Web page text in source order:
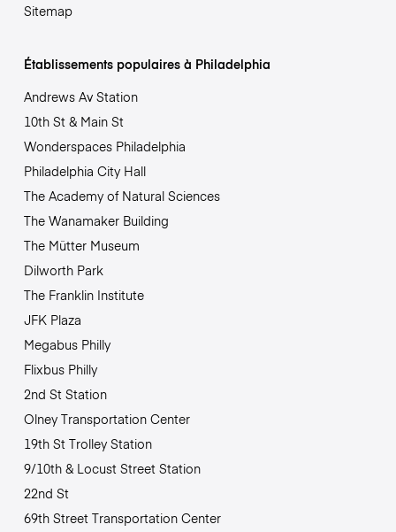
Sitemap
Établissements populaires à Philadelphia
Andrews Av Station
10th St & Main St
Wonderspaces Philadelphia
Philadelphia City Hall
The Academy of Natural Sciences
The Wanamaker Building
The Mütter Museum
Dilworth Park
The Franklin Institute
JFK Plaza
Megabus Philly
Flixbus Philly
2nd St Station
Olney Transportation Center
19th St Trolley Station
9/10th & Locust Street Station
22nd St
69th Street Transportation Center